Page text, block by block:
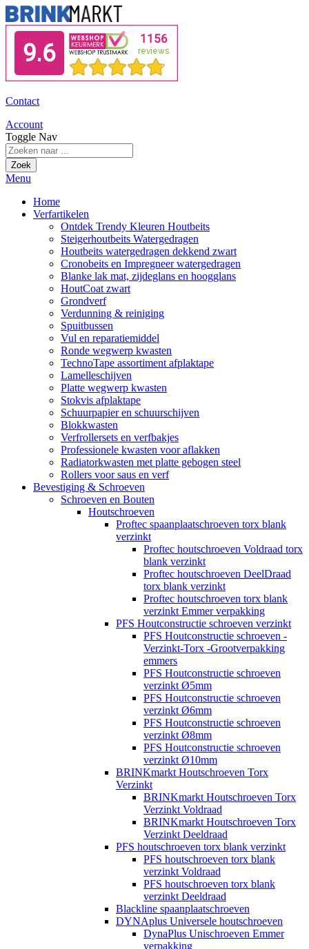
Contact
Account
Toggle Nav
Zoek
Menu
Home
Verfartikelen
Ontdek Trendy Kleuren Houtbeits
Steigerhoutbeits Watergedragen
Houtbeits watergedragen dekkend zwart
Cronobeits en Impregneer watergedragen
Blanke lak mat, zijdeglans en hoogglans
HoutCoat zwart
Grondverf
Verdunning & reiniging
Spuitbussen
Vul en reparatiemiddel
Ronde wegwerp kwasten
TechnoTape assortiment afplaktape
Lamelleschijven
Platte wegwerp kwasten
Stokvis afplaktape
Schuurpapier en schuurschijven
Blokkwasten
Verfrollersets en verfbakjes
Professionele kwasten voor aflakken
Radiatorkwasten met platte gebogen steel
Rollers voor saus en verf
Bevestiging & Schroeven
Schroeven en Bouten
Houtschroeven
Proftec spaanplaatschroeven torx blank
verzinkt
Proftec houtschroeven Voldraad torx
blank verzinkt
Proftec houtschroeven DeelDraad
torx blank verzinkt
Proftec houtschroeven torx blank
verzinkt Emmer verpakking
PFS Houtconstructie schroeven verzinkt
PFS Houtconstructie schroeven -
Verzinkt-Torx -Grootverpakking
emmers
PFS Houtconstructie schroeven
verzinkt Ø5mm
PFS Houtconstructie schroeven
verzinkt Ø6mm
PFS Houtconstructie schroeven
verzinkt Ø8mm
PFS Houtconstructie schroeven
verzinkt Ø10mm
BRINKmarkt Houtschroeven Torx
Verzinkt
BRINKmarkt Houtschroeven Torx
Verzinkt Voldraad
BRINKmarkt Houtschroeven Torx
Verzinkt Deeldraad
PFS houtschroeven torx blank verzinkt
PFS houtschroeven torx blank
verzinkt Voldraad
PFS houtschroeven torx blank
verzinkt Deeldraad
Blackline spaanplaatschroeven
DYNAplus Universele houtschroeven
DynaPlus Unischroeven Emmer
verpakking